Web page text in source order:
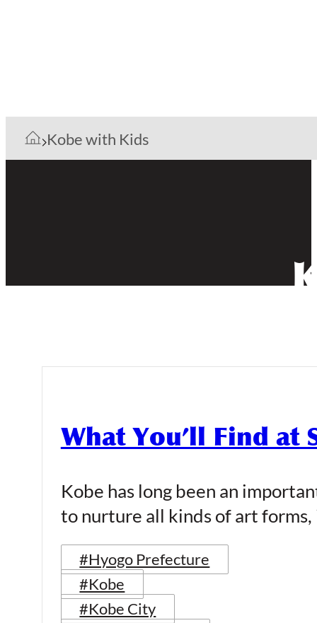
Kobe with Kids
What You’ll Find at
Kobe has long been an
to nurture all kinds of art
#Hyogo Prefecture
#Kobe
#Kobe City